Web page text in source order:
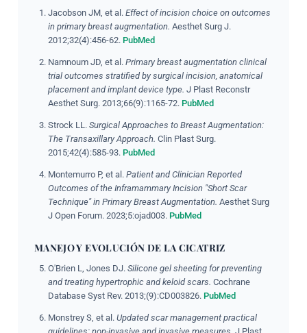
Jacobson JM, et al. Effect of incision choice on outcomes
in primary breast augmentation. Aesthet Surg J.
2012;32(4):456-62. PubMed
Namnoum JD, et al. Primary breast augmentation clinical
trial outcomes stratified by surgical incision, anatomical
placement and implant device type. J Plast Reconstr
Aesthet Surg. 2013;66(9):1165-72. PubMed
Strock LL. Surgical Approaches to Breast Augmentation:
The Transaxillary Approach. Clin Plast Surg.
2015;42(4):585-93. PubMed
Montemurro P, et al. Patient and Clinician Reported
Outcomes of the Inframammary Incision "Short Scar
Technique" in Primary Breast Augmentation. Aesthet Surg
J Open Forum. 2023;5:ojad003. PubMed
MANEJO Y EVOLUCIÓN DE LA CICATRIZ
O'Brien L, Jones DJ. Silicone gel sheeting for preventing
and treating hypertrophic and keloid scars. Cochrane
Database Syst Rev. 2013;(9):CD003826. PubMed
Monstrey S, et al. Updated scar management practical